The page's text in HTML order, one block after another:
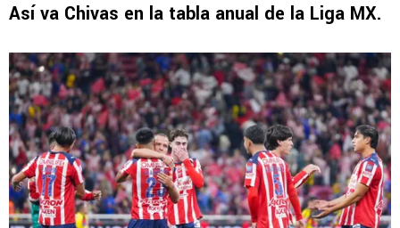
Así va Chivas en la tabla anual de la Liga MX.